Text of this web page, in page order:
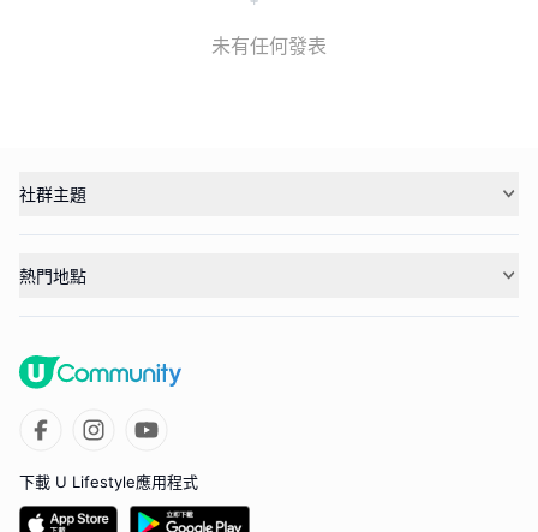
未有任何發表
社群主題
熱門地點
下載 U Lifestyle應用程式